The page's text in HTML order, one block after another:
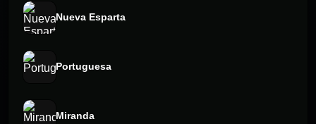
Nueva Esparta
Portuguesa
Miranda